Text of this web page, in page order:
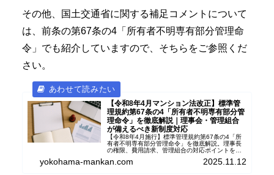
その他、国土交通省に関する補足コメントについて
は、前条の第67条の4「所有者不明専有部分管理命
令」でも紹介していますので、そちらをご参照くだ
さい。
【令和8年4月マンション法改正】標準管
理規約第67条の4「所有者不明専有部分管
理命令」を徹底解説｜理事会・管理組合
が備えるべき新制度対応
【令和8年4月施行】標準管理規約第67条の4「所
有者不明専有部分管理命令」を徹底解説。理事長
の権限、費用請求、管理組合の対応ポイントを具
したマンション管理士がわかりやすく解説。
yokohama-mankan.com 2025.11.12